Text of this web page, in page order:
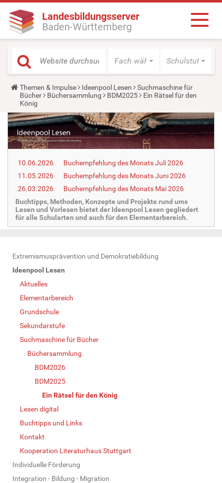
Landesbildungsserver
Baden-Württemberg
Fach wählen Schulstufe
Y
o
u
a
r
e
h
e
r
:
Themen & Impulse Ideenpool Lesen
Suchmaschine für
Bücher
Büchersammlung BDM2025
Ein Rätsel für den
König
10.06.2026
Buchempfehlung des Monats Juli 2026
11.05.2026
Buchempfehlung des Monats Juni 2026
26.03.2026
Buchempfehlung des Monats Mai 2026
Buchtipps, Methoden, Konzepte und Projekte rund ums
Lesen und Vorlesen bietet der Ideenpool Lesen gegliedert
für alle Schularten und auch für den Elementarbereich.
N
a
Extremismusprävention und Demokratiebildung
Ideenpool Lesen
Aktuelles
Elementarbereich
Grundschule
Sekundarstufe
Suchmaschine für Bücher
Büchersammlung
BDM2026
BDM2025
Ein Rätsel für den König
Lesen digital
Buchtipps und Links
Kontakt
Kooperation Literaturhaus Stuttgart
Individuelle Förderung
Integration - Bildung - Migration